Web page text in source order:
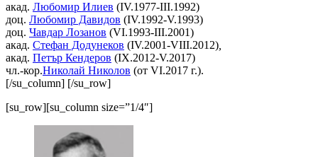
акад. Любомир Илиев (IV.1977-III.1992)
доц. Любомир Давидов (IV.1992-V.1993)
доц. Чавдар Лозанов (VI.1993-III.2001)
акад. Стефан Додунеков (IV.2001-VIII.2012)
акад. Петър Кендеров (IX.2012-V.2017)
чл.-кор.Николай Николов (от VI.2017 г.).
[/su_column] [/su_row]
[su_row][su_column size=”1/4″]